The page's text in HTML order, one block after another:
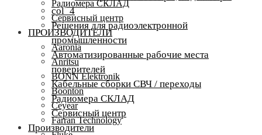
Радиомера СКЛАД
Сервисный центр
ПРОИЗВОДИТЕЛИ
Aaronia
Anritsu
BONN Elektronik
Boonton
Ceyear
Farran Technology
col_4
Решения для радиоэлектронной
промышленности
Автоматизированные рабочие места
поверителей
Кабельные сборки СВЧ / переходы
Радиомера СКЛАД
Сервисный центр
Производители